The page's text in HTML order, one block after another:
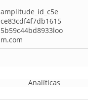
amplitude_id_c5e
ce83cdf4f7db1615
5b59c44bd8933loo
m.com
Analíticas